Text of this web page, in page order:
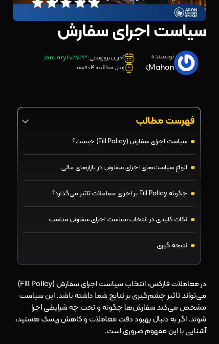
سیاست اجرای سفارش
نویسنده
Mahan
آخرین بروزرسانی:23 January 2025
زمان مطالعه 4 دقیقه
فهرست مطالب
سیاست اجرای سفارش (Fill Policy) چیست؟
انواع سیاست‌های اجرای سفارش در بازارهای مالی
چگونه Fill Policy بر اجرای معاملات تاثیر می‌گذارد؟
نکات کلیدی در انتخاب سیاست اجرای سفارش مناسب
نتیجه‌ گیری
در معاملات فارکس، انتخاب سیاست اجرای سفارش (Fill Policy)
می‌تواند تاثیر چشم‌گیری بر نتایج شما داشته باشد. این سیاست
مشخص می‌کند سفارش‌ها چگونه و تحت چه شرایطی اجرا
شوند. اگر به دنبال بهبود دقت معاملات و کاهش ریسک هستید،
آشنایی با این مفهوم ضروری است.